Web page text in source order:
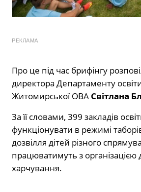
РЕКЛАМА
Про це під час брифінгу
директора Департаменту
Житомирської ОВА Світлана
За її словами, 399 закладів
функціонувати в режимі
дозвілля дітей різного
працюватимуть з організацією
харчування.